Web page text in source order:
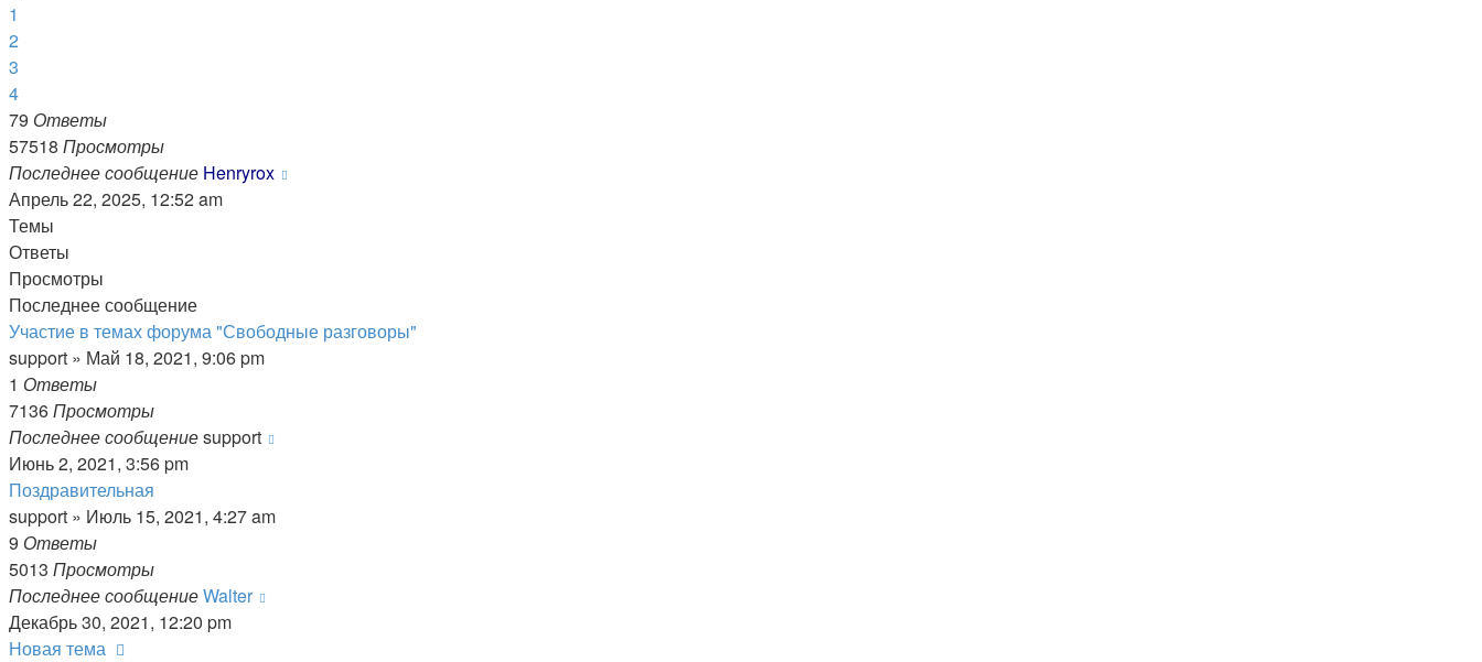
1
2
3
4
79 Ответы
57518 Просмотры
Последнее сообщение Henryrox
Апрель 22, 2025, 12:52 am
Темы
Ответы
Просмотры
Последнее сообщение
Участие в темах форума "Свободные разговоры"
support » Май 18, 2021, 9:06 pm
1 Ответы
7136Просмотры
Последнее сообщениеsupport
Июнь 2, 2021, 3:56 pm
Поздравительная
support » Июль 15, 2021, 4:27 am
9 Ответы
5013 Просмотры
Последнее сообщениеWalter
Декабрь 30, 2021, 12:20 pm
Новая тема